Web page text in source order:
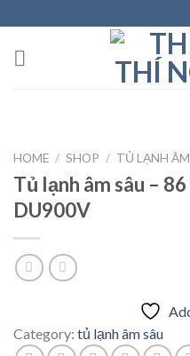
to
content
HOME / SHOP / TỦ LẠNH
Tủ lạnh âm sâu –
DU900V
Category: tủ lạnh âm sâu